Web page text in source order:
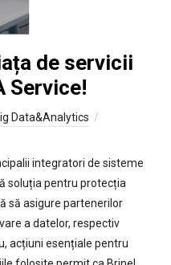
de servicii
Service!
Data&Analytics
integratori de sisteme
soluția pentru protecția
să asigure partenerilor
a datelor, respectiv
acțiuni esențiale pentru